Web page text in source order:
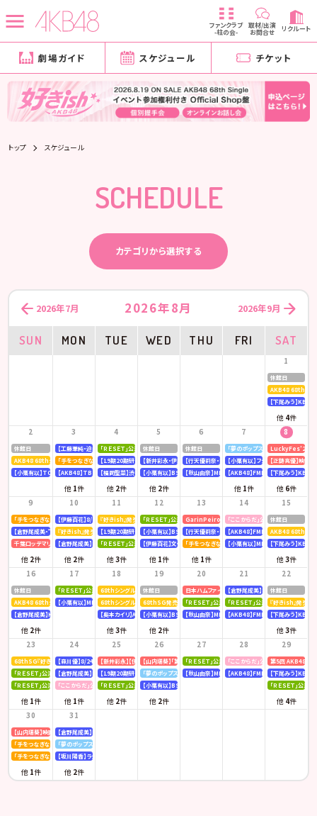
ファンクラブ
-柱の会-
取材/出演
お問合せ リクルート
劇場ガイド スケジュール チケット
トップ スケジュール
SCHEDULE
カテゴリから選択する
2026年8月
2026年7月 2026年9月
SUN MON TUE WED THU FRI SAT
休館日
AKB48 68thシン
【下尾みう】
他 4件
1
休館日
AKB48 68thシングル OS盤 【個別握手会】 @パシフィコ横浜
【小栗有以】TOKYOMX「MXグランプリ2026～異端芸人決定戦～」
2
【工藤華純・迫由芽実】大分合同新聞
「手をつなぎながら」公演
【AKB48】TBS「CDTV ライブ! ライブ!」
他 1件
3
「ＲＥＳＥＴ」公演
【19期20期研究生】SHOWROOM「AKB48研究生パレット 〜多彩な魅力をお届け〜」
【福岡聖菜】渋谷クロスFM「AKB48福岡聖菜の あなたに福を届けますらじお☆」
他 2件
4
休館日
【新井彩永・伊藤百花】文化放送「矢吹奈子のレコメン！」
【小栗有以】BSテレ東「ドライな同期の溺愛癖」
他 2件
5
休館日
【行天優莉奈・新井彩永】ラジオNIKKEI「虎ノ門 トレ
【秋山由奈】MBSラジオ「アッパレやってまーす！」
6
「夢のポップスター」公演
【小栗有以】フジテレビ「全力！脱力タ
【AKB48】FMFUJI「AKB48の
他 1件
7
LuckyFes’26
【正鋳真優】映画
【下尾みう】
他 6件
8
「手をつなぎながら」公演
【倉野尾成美・下尾みう・工藤華純・山口結愛】LOVE FM「AKB48九州放送部！」
千葉ロッテマリーンズ「BLACK SUMMER WEEK supported by クーリッシュ」
他 2件
9
【伊藤百花】8/10(月)発売「mini 9月号」
『好きish』発売記念 リミスタインターネットサイン会
【倉野尾成美】KBCラジオ「下町やぶさか診療所」
他 2件
10
『好きish』発売記念 リミスタインターネットサイン会
【19期20期研究生】SHOWROOM「AKB48研究生パレット 〜多彩な魅力をお届け〜」
「ＲＥＳＥＴ」公演
他3件
11
「ＲＥＳＥＴ」公演
【小栗有以】BSテレ東「ドライな同期の溺愛癖」
【伊藤百花】文化放送「AKB48伊藤百花のひと“花”咲かせたいっ！」
他 1件
12
GarinPeiro FES 『THE ROOTS 2026』
【行天優莉奈・新井彩永】ラジオNIKKEI「虎ノ門 トレ
「手をつなぎながら」公演
他 1件
13
「ここからだ」公演
【AKB48】FMFUJI「AKB48の
【小栗有以】MBSテレビ「深夜の爆
14
休館日
AKB48 68thシン
【下尾みう】
他3件
15
休館日
AKB48 68thシングル OS盤 【オンラインお話し会】
【倉野尾成美】KBCラジオ「下町やぶさか診療所」
他 2件
16
「ＲＥＳＥＴ」公演
【小栗有以】MBSラジオ「アッパレやってまーす！」
17
68thシングル『好きish』発売記念 「グループ握手会」
68thシングル『好きish』 発売記念「お見送り会」
【奥本カイリ】Acoustic Guitar Book 63
他3件
18
休館日
68thSG発売記念イベント「『好きish』握手祭」
【小栗有以】BSテレ東「ドライな同期の溺愛癖」
他 2件
19
日本ハムファイターズ〈AFTER GAME〉スペシャルラ
「ＲＥＳＥＴ」公演
【秋山由奈】MBSラジオ「アッパレやってまーす！」
20
【倉野尾成美】8/21(金)発売『アップ
「ＲＥＳＥＴ」公演
【AKB48】FMFUJI「AKB48の
21
休館日
『好きish』発売記
【下尾みう】
他3件
22
68thSG『好きish』初回限定盤 発売記念「仙台握手会」
「ＲＥＳＥＴ」公演
「ＲＥＳＥＴ」公演
他 1件
23
【森川優】8/24(月)発売「B.L.T. SUMMER CANDY 2026」
【倉野尾成美】KBCラジオ「下町やぶさか診療所」
「ここからだ」公演
他 1件
24
【新井彩永】【伊藤百花】ピンク・レディー 「トリビュートコンサート」
【19期20期研究生】SHOWROOM「AKB48研究生パレット 〜多彩な魅力をお届け〜」
「ＲＥＳＥＴ」公演
他 2件
25
【山内瑞葵】「第14回 全国高等学校ダンス部選手権」
「夢のポップスター」公演
【小栗有以】BSテレ東「ドライな同期の溺愛癖」
他 2件
26
「ＲＥＳＥＴ」公演
【秋山由奈】MBSラジオ「アッパレやってまーす！」
27
「ここからだ」公演
【AKB48】FMFUJI「AKB48の
28
第5回 AKB48グル
【下尾みう】
「ＲＥＳＥＴ」公演
他 4件
29
【山内瑞葵】映画 『キオク』先行試写会
「手をつなぎながら」公演
「手をつなぎながら」公演
他 1件
30
【倉野尾成美】KBCラジオ「下町やぶさか診療所」
「夢のポップスター」公演
【坂川陽香】ラジオ日本「Happy!!福井に来とっけの～」
他 2件
31